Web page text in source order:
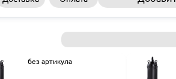
без артикула